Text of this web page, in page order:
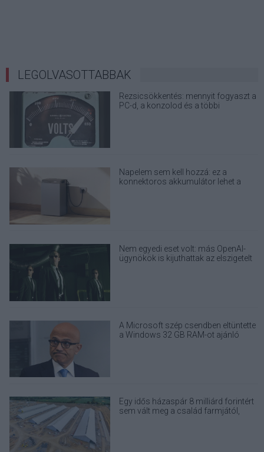
LEGOLVASOTTABBAK
Rezsicsökkentés: mennyit fogyaszt a
PC-d, a konzolod és a többi
Napelem sem kell hozzá: ez a
konnektoros akkumulátor lehet a
Nem egyedi eset volt: más OpenAI-
ügynökök is kijuthattak az elszigetelt
A Microsoft szép csendben eltüntette
a Windows 32 GB RAM-ot ajánló
Egy idős házaspár 8 milliárd forintért
sem vált meg a család farmjától,